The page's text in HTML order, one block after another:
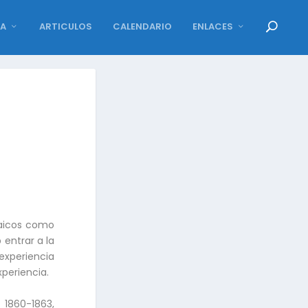
ARTICULOS CALENDARIO ENLACES
como
entrar a la
1863,